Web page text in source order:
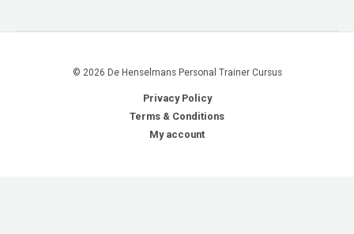
© 2026 De Henselmans Personal Trainer Cursus
Privacy Policy
Terms & Conditions
My account